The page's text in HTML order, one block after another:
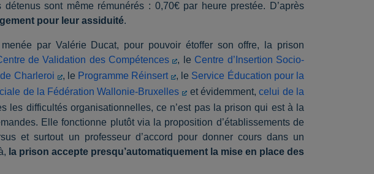
sont même rémunérés : 0,70€ par heure prestée. D’après
pour leur assiduité.
par Valérie Ducat, pour pouvoir étoffer son offre, la prison
de Validation des Compétences , le Centre d’Insertion Socio-
Charleroi , le Programme Réinsert , le Service Éducation pour la
de la Fédération Wallonie-Bruxelles et évidemment,celui de la
les difficultés organisationnelles, ce n’est pas la prison qui est à la
Elle fonctionne plutôt via la proposition d’établissements de
et surtout un professeur d’accord pour donner cours dans un
la prison accepte presqu’automatiquement la mise en place des